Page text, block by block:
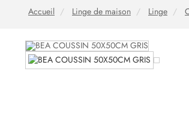
Accueil Linge de maison Linge